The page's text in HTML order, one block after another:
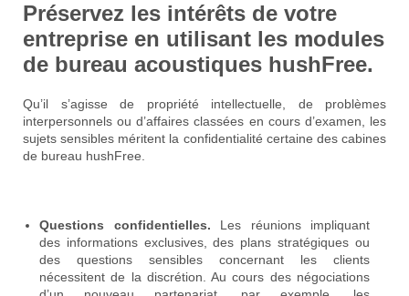
Préservez les intérêts de votre
entreprise en utilisant les modules
de bureau acoustiques hushFree.
Qu’il s’agisse de propriété intellectuelle, de problèmes
interpersonnels ou d’affaires classées en cours d’examen, les
sujets sensibles méritent la confidentialité certaine des cabines
de bureau hushFree.
Questions confidentielles. Les réunions impliquant
des informations exclusives, des plans stratégiques ou
des questions sensibles concernant les clients
nécessitent de la discrétion. Au cours des négociations